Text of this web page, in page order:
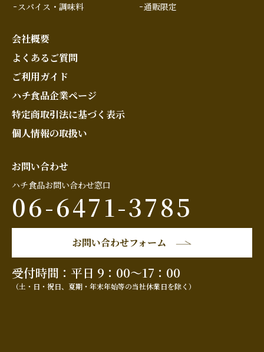
スパイス・調味料
通販限定
会社概要
よくあるご質問
ご利用ガイド
ハチ食品企業ページ
特定商取引法に基づく表示
個人情報の取扱い
お問い合わせ
ハチ食品お問い合わせ窓口
06-6471-3785
お問い合わせフォーム
受付時間：平日 9：00～17：00
（土・日・祝日、夏期・年末年始等の当社休業日を除く）